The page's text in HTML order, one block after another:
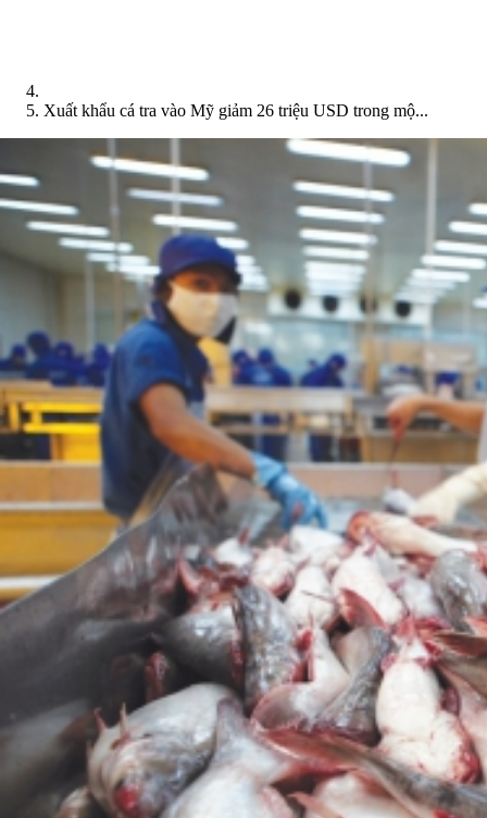
Xuất khẩu cá tra vào Mỹ giảm 26 triệu USD trong mộ...